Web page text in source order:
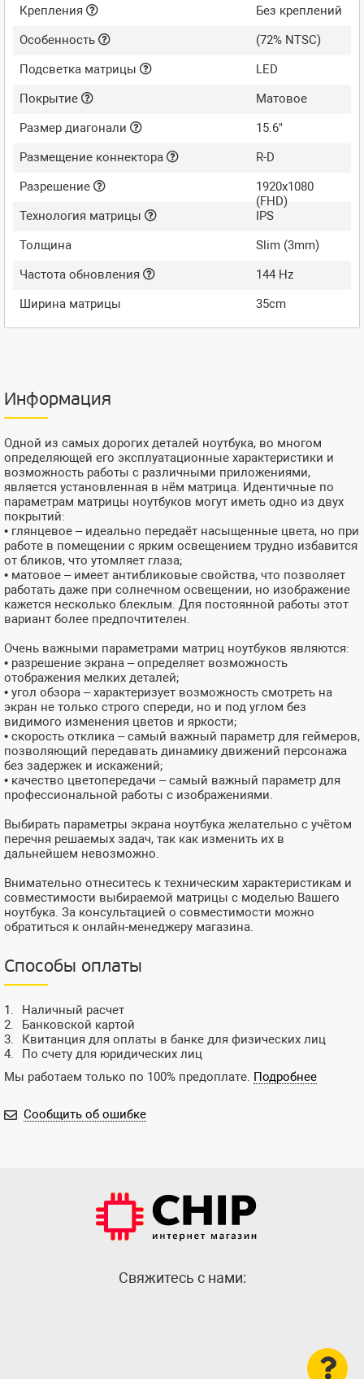
Крепления
Без креплений
Особенность
(72% NTSC)
Подсветка матрицы
LED
Покрытие
Матовое
Размер диагонали
15.6"
Размещение коннектора
R-D
Разрешение
1920x1080
(FHD)
Технология матрицы
IPS
Толщина
Slim (3mm)
Частота обновления
144 Hz
Ширина матрицы
35cm
Информация
Одной из самых дорогих деталей ноутбука, во многом
определяющей его эксплуатационные характеристики и
возможность работы с различными приложениями,
является установленная в нём матрица. Идентичные по
параметрам матрицы ноутбуков могут иметь одно из двух
покрытий:
• глянцевое – идеально передаёт насыщенные цвета, но при
работе в помещении с ярким освещением трудно избавится
от бликов, что утомляет глаза;
• матовое – имеет антибликовые свойства, что позволяет
работать даже при солнечном освещении, но изображение
кажется несколько блеклым. Для постоянной работы этот
вариант более предпочтителен.
Очень важными параметрами матриц ноутбуков являются:
• разрешение экрана – определяет возможность
отображения мелких деталей;
• угол обзора – характеризует возможность смотреть на
экран не только строго спереди, но и под углом без
видимого изменения цветов и яркости;
• скорость отклика – самый важный параметр для геймеров,
позволяющий передавать динамику движений персонажа
без задержек и искажений;
• качество цветопередачи – самый важный параметр для
профессиональной работы с изображениями.
Выбирать параметры экрана ноутбука желательно с учётом
перечня решаемых задач, так как изменить их в
дальнейшем невозможно.
Внимательно отнеситесь к техническим характеристикам и
совместимости выбираемой матрицы с моделью Вашего
ноутбука. За консультацией о совместимости можно
обратиться к онлайн-менеджеру магазина.
Способы оплаты
Наличный расчет
Банковской картой
Квитанция для оплаты в банке для физических лиц
По счету для юридических лиц
Мы работаем только по 100% предоплате. Подробнее
Сообщить об ошибке
Cвяжитесь с нами: